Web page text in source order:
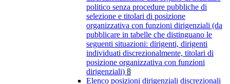
politico senza procedure pubbliche di
selezione e titolari di posizione
organizzativa con funzioni dirigenziali (da
pubblicare in tabelle che distinguano le
seguenti situazioni: dirigenti, dirigenti
individuati discrezionalmente, titolari di
posizione organizzativa con funzioni
dirigenziali) 8
Elenco posizioni dirigenziali discrezionali